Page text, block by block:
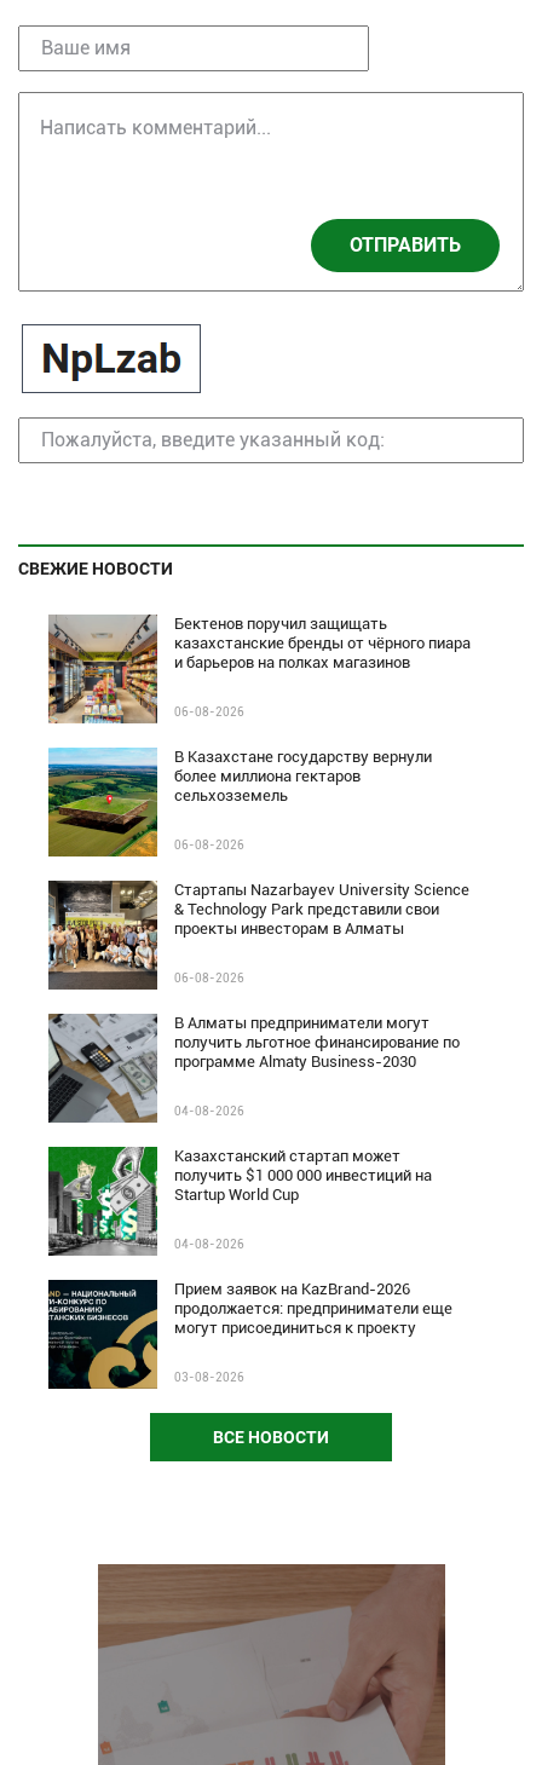
ОТПРАВИТЬ
СВЕЖИЕ НОВОСТИ
Бектенов поручил защищать
казахстанские бренды от чёрного пиара
и барьеров на полках магазинов
06-08-2026
В Казахстане государству вернули
более миллиона гектаров
сельхозземель
06-08-2026
Стартапы Nazarbayev University Science
& Technology Park представили свои
проекты инвесторам в Алматы
06-08-2026
В Алматы предприниматели могут
получить льготное финансирование по
программе Almaty Business-2030
04-08-2026
Казахстанский стартап может
получить $1 000 000 инвестиций на
Startup World Cup
04-08-2026
Прием заявок на KazBrand-2026
продолжается: предприниматели еще
могут присоединиться к проекту
03-08-2026
ВСЕ НОВОСТИ